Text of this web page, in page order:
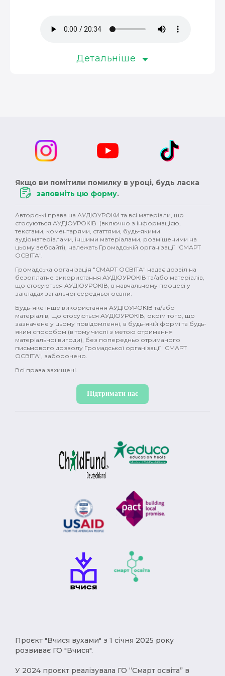
колонізація (3) росія (3) революція (3)
історичний роман (2) Англія (2) XVII ст. (2)
Британія (2) права людини (2) варвари (2)
поівсть (2) комедія (2) історія (2)
Україна (2) промислова революція (2)
Японія (2) Давня Греція (2) природа (2)
фемінізм (2) меценати (2) емоції (2)
гормони (2) мозок (2) зміни в тілі (2)
секс (2) міти (2) контрацепція (2)
менструація (2) нацисти (2) Океанія (2)
глобальне потепління (2)
ісламський світ (1)
Рузвельт (1) Холодна війна (1)
Римська імперія (1)
депортація (1)
рухи опору (1) Африка (1)
Карпатська Україна (1)
імпресіонізм (1)
історичні твори (1) Русь (1) кримці (1)
Євген Чикаленко (1)
деокупація (1) работоргівля (1)
винаходи (1) народи (1) українці (1)
Детальніше
Якщо ви помітили помилку в уроці, будь ласка
заповніть цю форму.
Авторські права на АУДІОУРОКИ та всі матеріали, що
стосуються АУДІОУРОКІВ (включно з інформацією,
текстами, коментарями, статтями, будь-якими
аудіоматеріалами, іншими матеріалами, розміщеними на
цьому вебсайті), належать Громадській організації "СМАРТ
ОСВІТА".
Громадська організація "СМАРТ ОСВІТА" надає дозвіл на
безоплатне використання АУДІОУРОКІВ та/або матеріалів,
що стосуються АУДІОУРОКІВ, в навчальному процесі у
закладах загальної середньої освіти.
Будь-яке інше використання АУДІОУРОКІВ та/або
матеріалів, що стосуються АУДІОУРОКІВ, окрім того, що
зазначене у цьому повідомленні, в будь-якій формі та будь-
яким способом (в тому числі з метою отримання
матеріальної вигоди), без попередньо отриманого
письмового дозволу Громадської організації "СМАРТ
ОСВІТА", заборонено.
Всі права захищені.
Підтримати нас
Проєкт "Вчися вухами" з 1 січня 2025 року
розвиває ГО "Вчися".
У 2024 проєкт реалізувала ГО “Смарт освіта” в